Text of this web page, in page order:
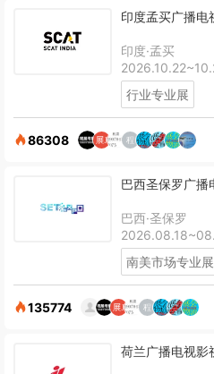
印度孟买广播电
印度·孟买
行业专业展
86308
巴西圣保罗广播
巴西·圣保罗
南美市场专业展
135774
荷兰广播电视影